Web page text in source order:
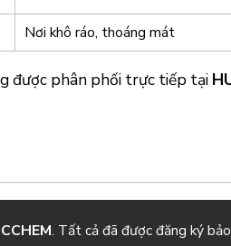
Nơi khô ráo, thoáng mát
được phân phối trực tiếp tại
. Tất cả đã được đăng ký